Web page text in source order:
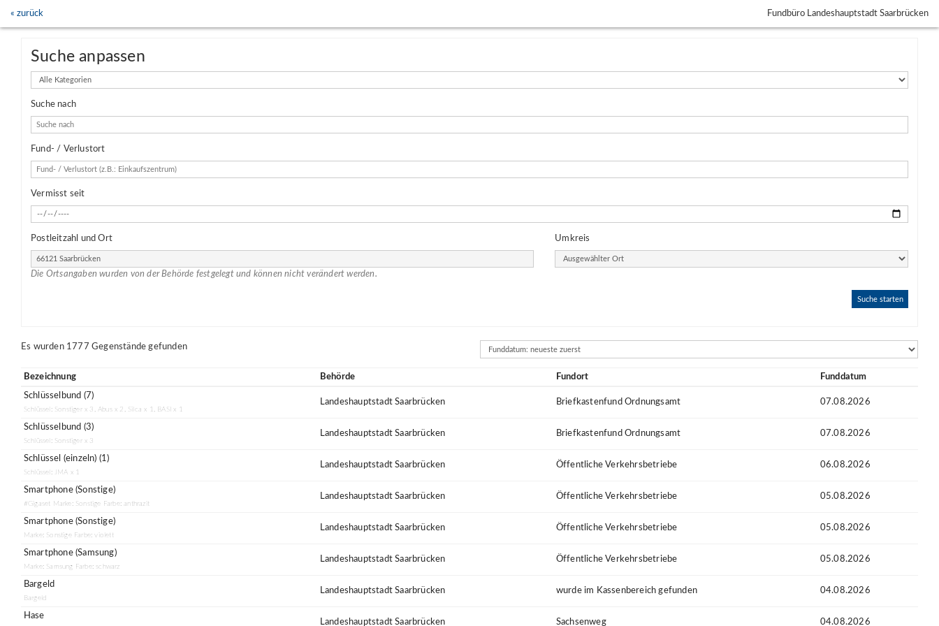
« zurück Fundbüro Landeshauptstadt Saarbrücken
Suche anpassen
Kategorien
Suche nach
Fund- / Verlustort
Vermisst seit
Postleitzahl und Ort
Die Ortsangaben wurden von der Behörde festgelegt und können nicht verändert werden.
Umkreis
Suche starten
Es wurden 1777 Gegenstände gefunden Sortierung
Bezeichnung Behörde Fundort Funddatum
Schlüsselbund (7)
Schlüssel: Sonstiger x 3, Abus x 2, Silca x 1, BASI x 1
Landeshauptstadt Saarbrücken Briefkastenfund Ordnungsamt 07.08.2026
Schlüsselbund (3)
Schlüssel: Sonstiger x 3
Landeshauptstadt Saarbrücken Briefkastenfund Ordnungsamt 07.08.2026
Schlüssel (einzeln) (1)
Schlüssel: JMA x 1
Landeshauptstadt Saarbrücken Öffentliche Verkehrsbetriebe 06.08.2026
Smartphone (Sonstige)
#Gigaset Marke: Sonstige Farbe: anthrazit
Landeshauptstadt Saarbrücken Öffentliche Verkehrsbetriebe 05.08.2026
Smartphone (Sonstige)
Marke: Sonstige Farbe: violett
Landeshauptstadt Saarbrücken Öffentliche Verkehrsbetriebe 05.08.2026
Smartphone (Samsung)
Marke: Samsung Farbe: schwarz
Landeshauptstadt Saarbrücken Öffentliche Verkehrsbetriebe 05.08.2026
Bargeld
Bargeld
Landeshauptstadt Saarbrücken wurde im Kassenbereich gefunden 04.08.2026
Hase
Landeshauptstadt Saarbrücken Sachsenweg 04.08.2026